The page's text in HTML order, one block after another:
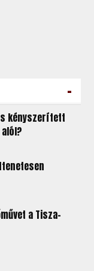
-
kényszerített
a Tisza-